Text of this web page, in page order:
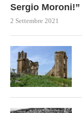
Sergio Moroni!”
2 Settembre 2021